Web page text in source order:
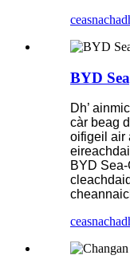
BYD
Dh’
càr beag
oifigeil air
BYD